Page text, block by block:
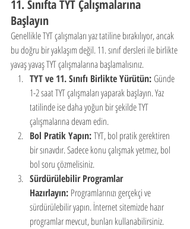
11. Sınıfta TYT Çalışmalarına
Başlayın
Genellikle TYT çalışmaları yaz tatiline bırakılıyor, ancak
bu doğru bir yaklaşım değil. 11. sınıf dersleri ile birlikte
yavaş yavaş TYT çalışmalarına başlamalısınız.
TYT ve 11. Sınıfı Birlikte Yürütün: Günde
1-2 saat TYT çalışmaları yaparak başlayın. Yaz
tatilinde ise daha yoğun bir şekilde TYT
çalışmalarına devam edin.
Bol Pratik Yapın: TYT, bol pratik gerektiren
bir sınavdır. Sadece konu çalışmak yetmez, bol
bol soru çözmelisiniz.
Sürdürülebilir Programlar
Hazırlayın: Programlarınızı gerçekçi ve
sürdürülebilir yapın. İnternet sitemizde hazır
programlar mevcut, bunları kullanabilirsiniz.